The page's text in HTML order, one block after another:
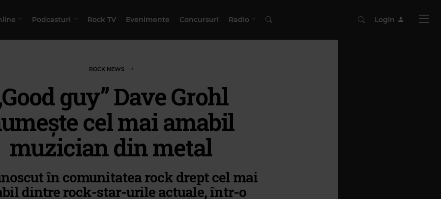
Podcasturi Rock TV Evenimente Concursuri Radio Login
ROCK NEWS
guy” Dave Grohl
cel mai amabil
muzician din metal
în comunitatea rock drept cel mai
dintre rock-star-urile actuale, într-o